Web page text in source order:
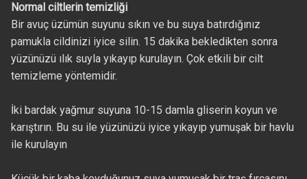
Normal ciltlerin temizliği
Bir avuç üzümün suyunu sıkın ve bu suya batırdığınız
pamukla cildinizi iyice silin. 15 dakika bekledikten sonra
yüzünüzü ılık suyla yıkayıp kurulayın. Çok etkili bir cilt
temizleme yöntemidir.
İki bardak yağmur suyuna 10-15 damla gliserin koyun ve
karıştırın. Bu su ile yüzünüzü iyice yıkayıp yumuşak bir havlu
ile kurulayın